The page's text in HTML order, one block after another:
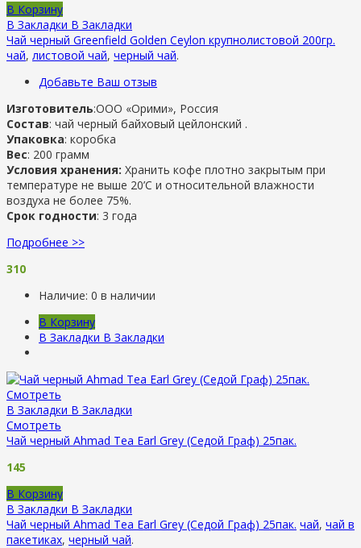
В Корзину
В Закладки В Закладки
Чай черный Greenfield Golden Ceylon крупнолистовой 200гр.
чай, листовой чай, черный чай.
Добавьте Ваш отзыв
Изготовитель:ООО «Орими», Россия
Состав: чай черный байховый цейлонский .
Упаковка: коробка
Вес: 200 грамм
Условия хранения: Хранить кофе плотно закрытым при
температуре не выше 20’C и относительной влажности
воздуха не более 75%.
Срок годности: 3 года
Подробнее >>
310
Наличие: 0 в наличии
В Корзину
В Закладки В Закладки
Смотреть
В Закладки В Закладки
Смотреть
Чай черный Ahmad Tea Earl Grey (Седой Граф) 25пак.
145
В Корзину
В Закладки В Закладки
Чай черный Ahmad Tea Earl Grey (Седой Граф) 25пак. чай, чай в
пакетиках, черный чай.